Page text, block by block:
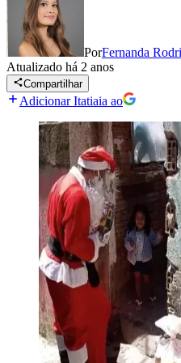
PorFernanda
Atualizado há 2 anos
Compartilhar
Adicionar Itatiaia ao